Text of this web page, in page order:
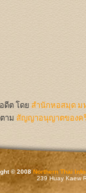
ดีต โดย สำนักหอสมุด ม
าม สัญญาอนุญาตของค
© 2008Northern Thai
239 Huay Kaew